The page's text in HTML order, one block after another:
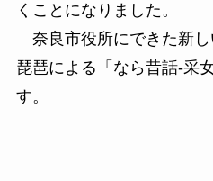
くことになりました。
奈良市役所にできた新
琵琶による「なら昔話-采
す。